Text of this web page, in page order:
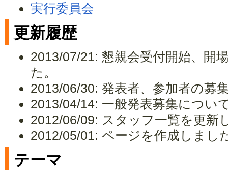
実行委員会
更新履歴
2013/07/21: 懇親会受付開始、開
た。
2013/06/30: 発表者、参加者の募
2013/04/14: 一般発表募集につい
2012/06/09: スタッフ一覧を更新
2012/05/01: ページを作成しまし
テーマ